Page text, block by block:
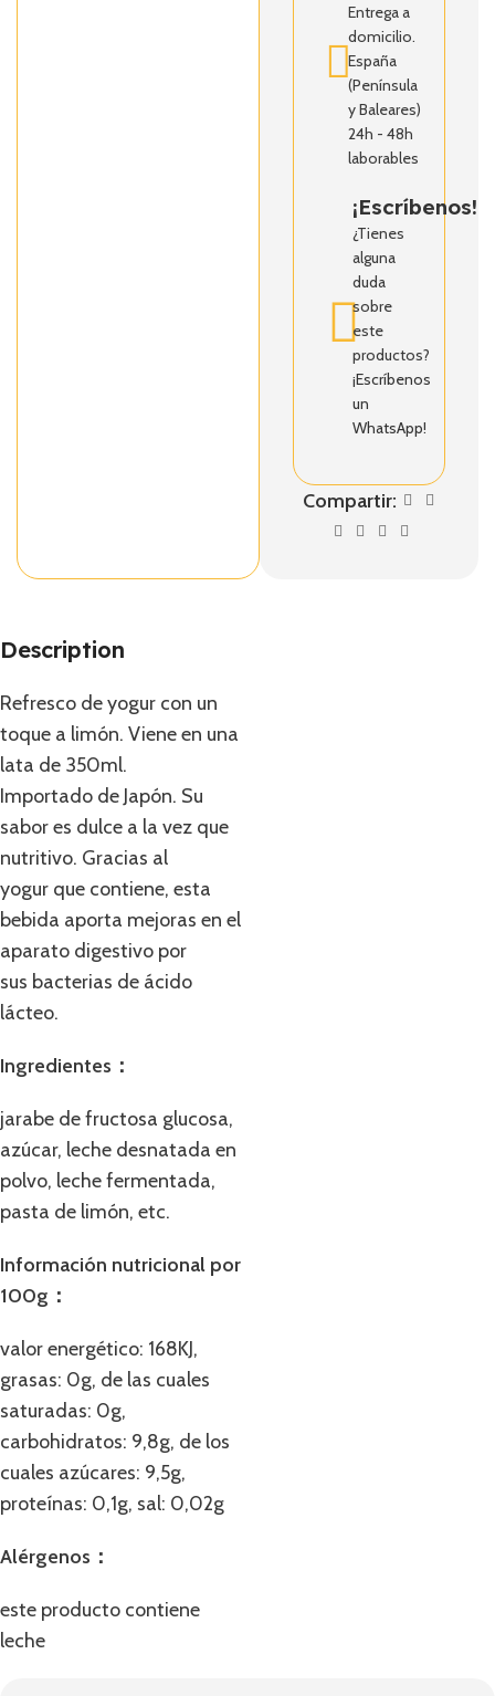
Entrega a
domicilio.
España
(Península
y Baleares)
24h - 48h
laborables
¡Escríbenos!
¿Tienes
alguna
duda
sobre
este
productos?
¡Escríbenos
un
WhatsApp!
Compartir:
Description
Refresco de yogur con un
toque a limón. Viene en una
lata de 350ml.
Importado de Japón. Su
sabor es dulce a la vez que
nutritivo. Gracias al
yogur que contiene, esta
bebida aporta mejoras en el
aparato digestivo por
sus bacterias de ácido
lácteo.
Ingredientes：
jarabe de fructosa glucosa,
azúcar, leche desnatada en
polvo, leche fermentada,
pasta de limón, etc.
Información nutricional por
100g：
valor energético: 168KJ,
grasas: 0g, de las cuales
saturadas: 0g,
carbohidratos: 9,8g, de los
cuales azúcares: 9,5g,
proteínas: 0,1g, sal: 0,02g
Alérgenos：
este producto contiene
leche